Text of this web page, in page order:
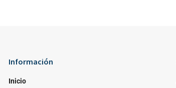
Información
Inicio